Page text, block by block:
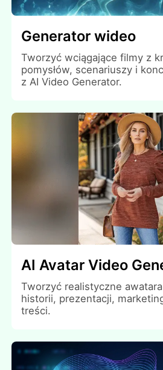
Generator wideo
Tworzyć wciągające filmy z
pomysłów, scenariuszy i
z AI Video Generator.
AI Avatar Video
Tworzyć realistyczne
historii, prezentacji,
treści.